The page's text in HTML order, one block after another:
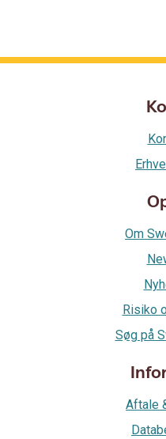
Om
Risiko
Søg på
Aftale